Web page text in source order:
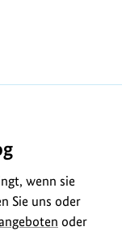
wenn sie
Sie uns oder
oder